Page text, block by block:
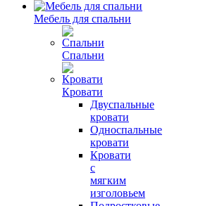
Мебель для спальни
Спальни
Кровати
Двуспальные
кровати
Односпальные
кровати
Кровати
с
мягким
изголовьем